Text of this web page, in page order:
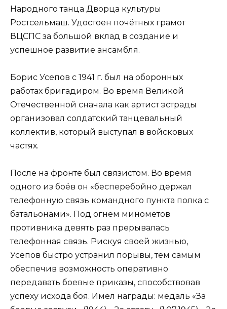
Народного танца Дворца культуры
Ростсельмаш. Удостоен почётных грамот
ВЦСПС за большой вклад в создание и
успешное развитие ансамбля.
Борис Усепов с 1941 г. был на оборонных
работах бригадиром. Во время Великой
Отечественной сначала как артист эстрады
организовал солдатский танцевальный
коллектив, который выступал в войсковых
частях.
После на фронте был связистом. Во время
одного из боёв он «бесперебойно держал
телефонную связь командного пункта полка с
батальонами». Под огнем минометов
противника девять раз прерывалась
телефонная связь. Рискуя своей жизнью,
Усепов быстро устранил порывы, тем самым
обеспечив возможность оперативно
передавать боевые приказы, способствовав
успеху исхода боя. Имел награды: медаль «За